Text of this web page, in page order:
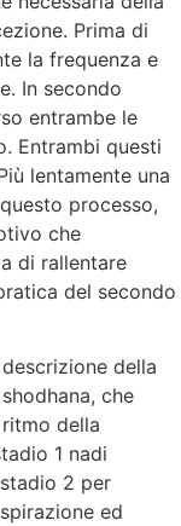
Prima di
la frequenza e
In secondo
entrambe le
Entrambi questi
lentamente una
processo,
che
di rallentare
del secondo
della
che
della
1 nadi
2 per
ed